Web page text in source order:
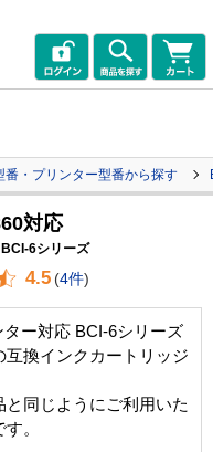
・プリンター型番から探す
対応
6シリーズ
4.5 (4件)
ー対応 BCI-6シリーズ
換インクカートリッジ
同じようにご利用いた
。